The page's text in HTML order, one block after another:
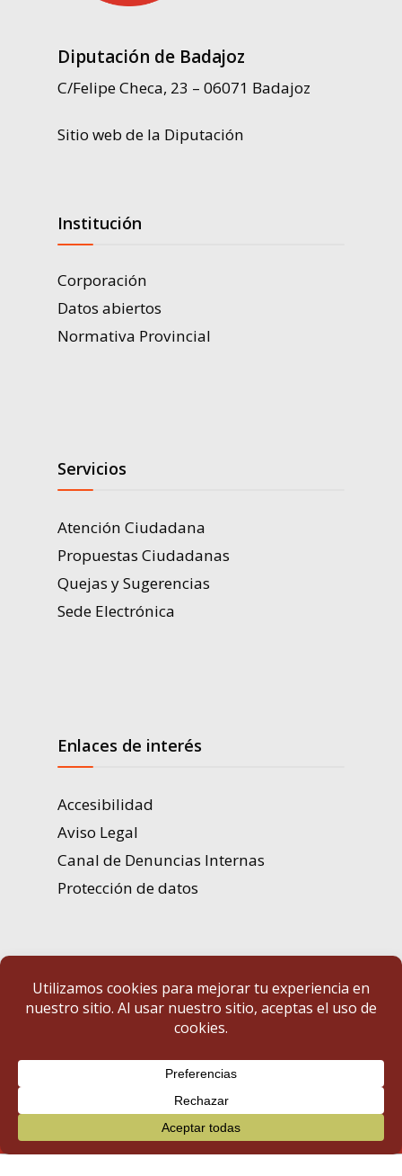
Diputación de Badajoz
C/Felipe Checa, 23 – 06071 Badajoz
Sitio web de la Diputación
Institución
Corporación
Datos abiertos
Normativa Provincial
Servicios
Atención Ciudadana
Propuestas Ciudadanas
Quejas y Sugerencias
Sede Electrónica
Enlaces de interés
Accesibilidad
Aviso Legal
Canal de Denuncias Internas
Protección de datos
Portal de Transparencia | Diputación de Badajoz